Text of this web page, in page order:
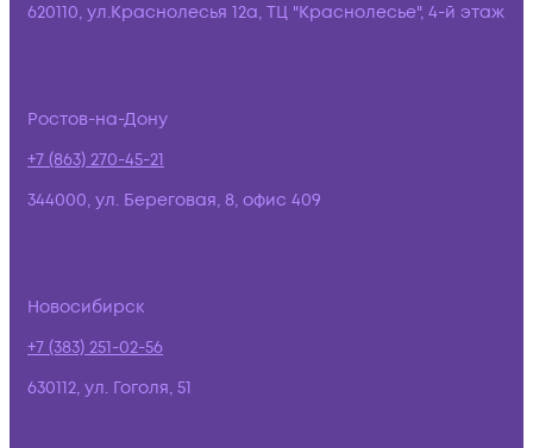
620110, ул.Краснолесья 12а, ТЦ "Краснолесье", 4-й этаж
Ростов-на-Дону
+7 (863) 270-45-21
344000, ул. Береговая, 8, офис 409
Новосибирск
+7 (383) 251-02-56
630112, ул. Гоголя, 51